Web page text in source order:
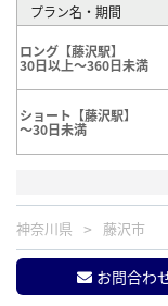
プラン名・期間
ロング【藤沢駅】
30日以上～360日未満
ショート【藤沢駅】
～30日未満
神奈川県 藤沢市
お問合わ